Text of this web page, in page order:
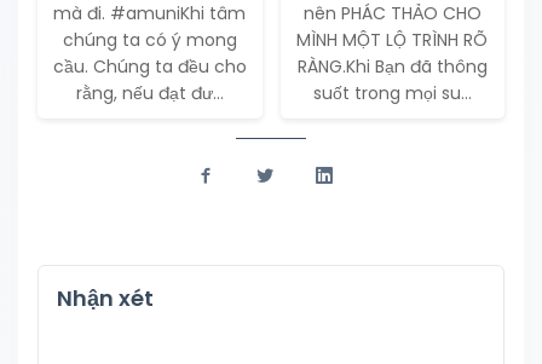
mà đi. #amuniKhi tâm
chúng ta có ý mong
cầu. Chúng ta đều cho
rằng, nếu đạt đư...
nên PHÁC THẢO CHO
MÌNH MỘT LỘ TRÌNH RÕ
RÀNG.Khi Bạn đã thông
suốt trong mọi su...
Nhận xét